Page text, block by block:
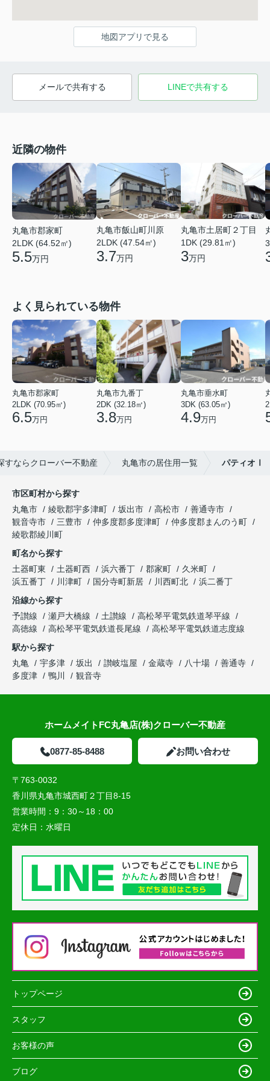
地図アプリで見る
メールで共有する LINEで共有する
近隣の物件
丸亀市郡家町
2LDK (64.52㎡)
5.5万円
丸亀市飯山町川原
2LDK (47.54㎡)
3.7万円
丸亀市土居町２丁目
1DK (29.81㎡)
3万円
よく見られている物件
丸亀市郡家町
2LDK (70.95㎡)
6.5万円
丸亀市九番丁
2DK (32.18㎡)
3.8万円
丸亀市垂水町
3DK (63.05㎡)
4.9万円
すならクローバー不動産 丸亀市の居住用一覧 パティオⅠ
市区町村から探す
丸亀市
綾歌郡宇多津町 坂出市 高松市
善通寺市
観音寺市
三豊市 仲多度郡多度津町
仲多度郡まんのう町
綾歌郡綾川町
町名から探す
土器町東
土器町西 浜六番丁 郡家町
久米町
浜五番丁
川津町 国分寺町新居 川西町北
浜二番丁
沿線から探す
予讃線
瀬戸大橋線 土讃線
高松琴平電気鉄道琴平線
高徳線
高松琴平電気鉄道長尾線
高松琴平電気鉄道志度線
駅から探す
丸亀
宇多津 坂出 讃岐塩屋 金蔵寺 八十場
善通寺
多度津
鴨川 観音寺
ホームメイトFC丸亀店(株)クローバー不動産
0877-85-8488 お問い合わせ
〒763-0032
香川県丸亀市城西町２丁目8-15
営業時間： 9：30～18：00
定休日： 水曜日
トップページ
スタッフ
お客様の声
ブログ